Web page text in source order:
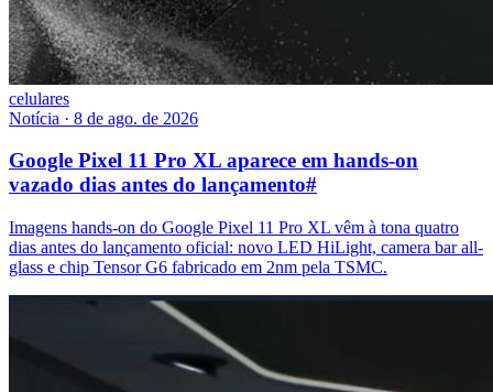
celulares
Notícia · 8 de ago. de 2026
Google Pixel 11 Pro XL aparece em hands-on
vazado dias antes do lançamento#
Imagens hands-on do Google Pixel 11 Pro XL vêm à tona quatro
dias antes do lançamento oficial: novo LED HiLight, camera bar all-
glass e chip Tensor G6 fabricado em 2nm pela TSMC.